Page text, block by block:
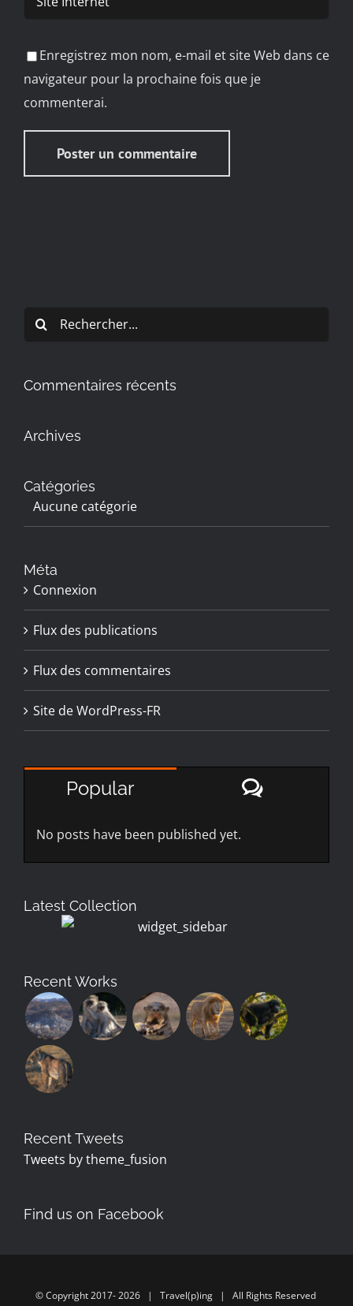
Enregistrez mon nom, e-mail et site Web dans ce
navigateur pour la prochaine fois que je
commenterai.
Rechercher:
Commentaires récents
Archives
Catégories
Aucune catégorie
Méta
Connexion
Flux des publications
Flux des commentaires
Site de WordPress-FR
Popular
No posts have been published yet.
Latest Collection
Recent Works
Recent Tweets
Tweets by theme_fusion
Find us on Facebook
© Copyright 2017-2026 | Travel(p)ing | All Rights Reserved